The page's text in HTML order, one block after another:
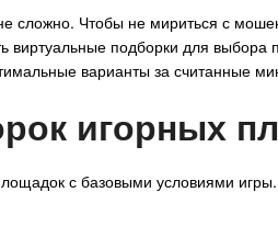
сложно. Чтобы не мириться с
виртуальные подборки для выбора
варианты за считанные
игорных
с базовыми условиями